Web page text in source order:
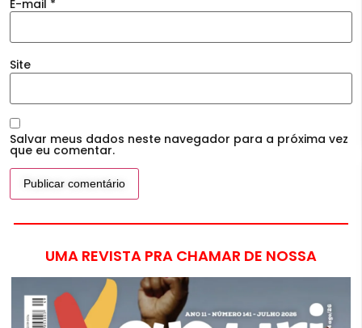
E-mail *
Site
Salvar meus dados neste navegador para a próxima vez
que eu comentar.
UMA REVISTA PRA CHAMAR DE NOSSA